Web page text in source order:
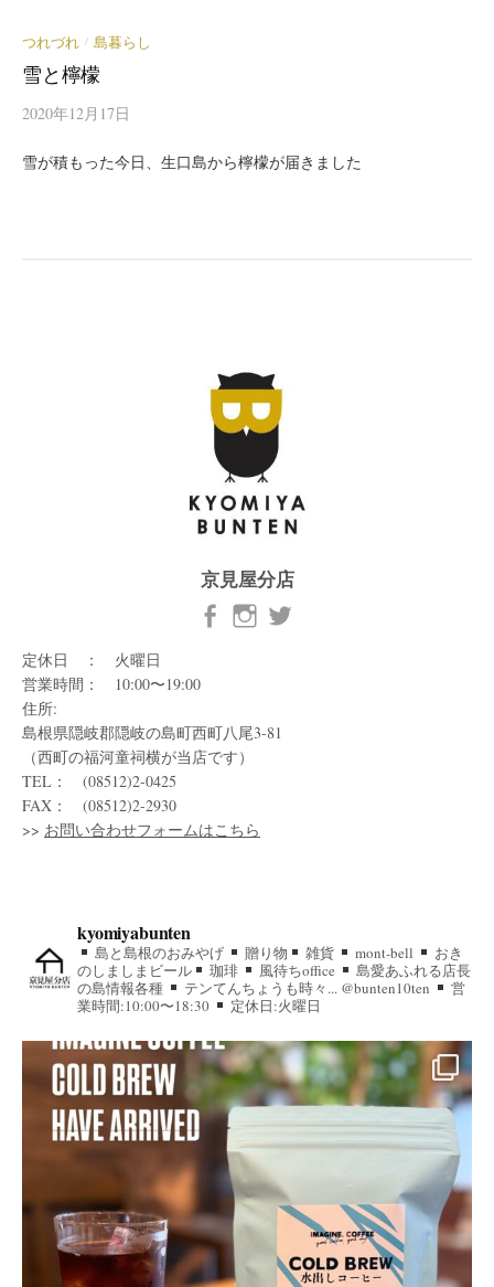
つれづれ / 島暮らし
雪と檸檬
2020年12月17日
雪が積もった今日、生口島から檸檬が届きました
京見屋分店
定休日 ： 火曜日
営業時間： 10:00〜19:00
住所:
島根県隠岐郡隠岐の島町西町八尾3-81
（西町の福河童祠横が当店です）
TEL： (08512)2-0425
FAX： (08512)2-2930
>> お問い合わせフォームはこちら
kyomiyabunten
島と島根のおみやげ 贈り物 雑貨 mont-bell
おき
のしましまビール
珈琲 風待ちoffice
島愛あふれる店長
の島情報各種
テンてんちょうも時々... @bunten10ten
営
業時間:10:00〜18:30
定休日:火曜日